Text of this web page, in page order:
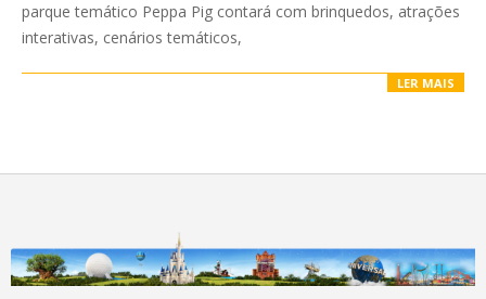
parque temático Peppa Pig contará com brinquedos, atrações
interativas, cenários temáticos,
LER MAIS